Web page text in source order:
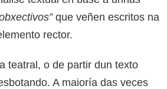
que veñen escritos na
rector.
teatral, o de partir dun texto
A maioría das veces